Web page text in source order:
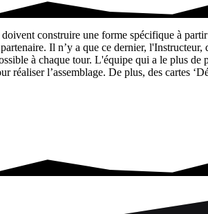
construire une forme spécifique à
Il n’y a que ce dernier,
à chaque tour. L'équipe qui a le plus
l’assemblage. De plus, des cartes